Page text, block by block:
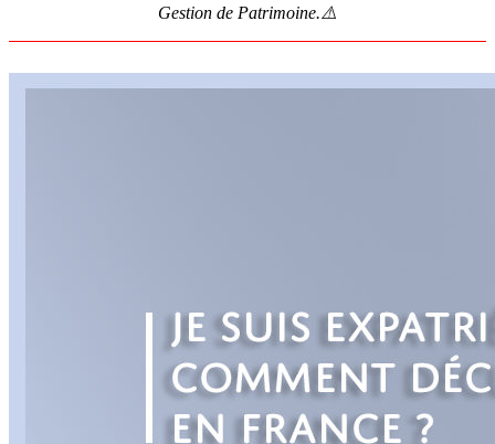
Gestion de Patrimoine.⚠️